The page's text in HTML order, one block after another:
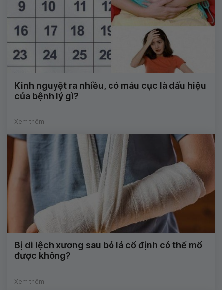
Kinh nguyệt ra nhiều, có máu cục là dấu hiệu
của bệnh lý gì?
Xem thêm
Bị di lệch xương sau bó lá cố định có thể mổ
được không?
Xem thêm